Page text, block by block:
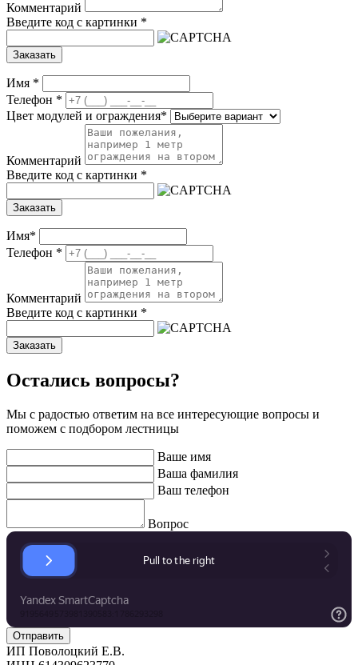
Комментарий
Введите код с картинки *
Заказать
Имя *
Телефон *
Цвет модулей и ограждения*
Комментарий
Введите код с картинки *
Заказать
Имя*
Телефон *
Комментарий
Введите код с картинки *
Заказать
Остались вопросы?
Мы с радостью ответим на все интересующие вопросы и
поможем с подбором лестницы
Ваше имя
Ваша фамилия
Ваш телефон
Вопрос
ИП Поволоцкий Е.В.